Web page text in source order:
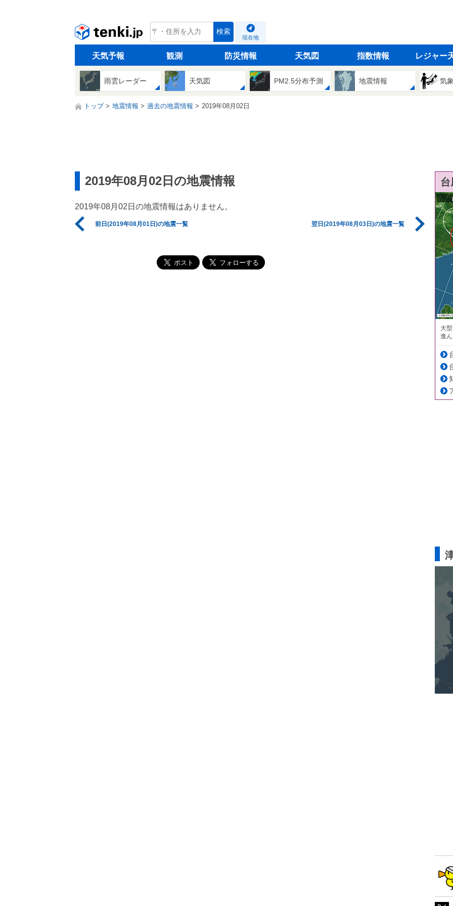
tenki.jp 検索
現在地
天気予報 観測 防災情報 天気図 指数情報 レジャー
雨雲レーダー 天気図 PM2.5分布予測 地震情報 気
トップ 地震情報 過去の地震情報 2019年08月02日
2019年08月02日の地震情報
2019年08月02日の地震情報はありません。
前日(2019年08月01日)の地震一覧 翌日(2019年08月03日)の地震一覧
大
進